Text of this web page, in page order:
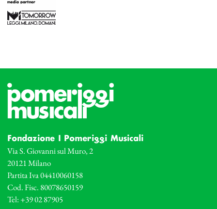
Fondazione I Pomeriggi Musicali
Via S. Giovanni sul Muro, 2
20121 Milano
Partita Iva 04410060158
Cod. Fisc. 80078650159
Tel: +39 02 87905